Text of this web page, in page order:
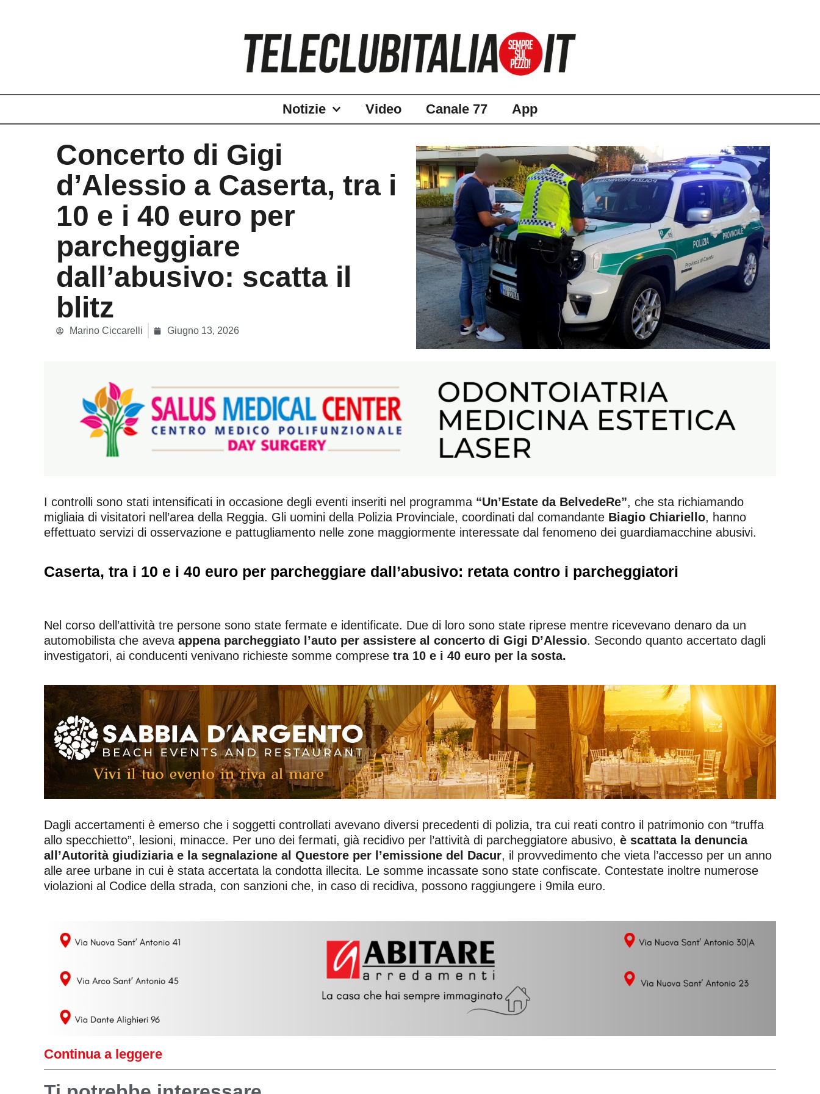
Notizie Video Canale 77 App
Concerto di Gigi
d’Alessio a Caserta, tra i
10 e i 40 euro per
parcheggiare
dall’abusivo: scatta il
blitz
Marino Ciccarelli Giugno 13, 2026
I controlli sono stati intensificati in occasione degli eventi inseriti nel programma “Un’Estate da BelvedeRe”, che sta richiamando
migliaia di visitatori nell’area della Reggia. Gli uomini della Polizia Provinciale, coordinati dal comandante Biagio Chiariello, hanno
effettuato servizi di osservazione e pattugliamento nelle zone maggiormente interessate dal fenomeno dei guardiamacchine abusivi.
Caserta, tra i 10 e i 40 euro per parcheggiare dall’abusivo: retata contro i parcheggiatori
Nel corso dell’attività tre persone sono state fermate e identificate. Due di loro sono state riprese mentre ricevevano denaro da un
automobilista che aveva appena parcheggiato l’auto per assistere al concerto di Gigi D’Alessio. Secondo quanto accertato dagli
investigatori, ai conducenti venivano richieste somme comprese tra 10 e i 40 euro per la sosta.
Dagli accertamenti è emerso che i soggetti controllati avevano diversi precedenti di polizia, tra cui reati contro il patrimonio con “truffa
allo specchietto”, lesioni, minacce. Per uno dei fermati, già recidivo per l’attività di parcheggiatore abusivo, è scattata la denuncia
all’Autorità giudiziaria e la segnalazione al Questore per l’emissione del Dacur, il provvedimento che vieta l’accesso per un anno
alle aree urbane in cui è stata accertata la condotta illecita. Le somme incassate sono state confiscate. Contestate inoltre numerose
violazioni al Codice della strada, con sanzioni che, in caso di recidiva, possono raggiungere i 9mila euro.
Continua a leggere